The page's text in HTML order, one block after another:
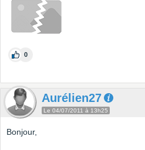
0
Aurélien27
Le 04/07/2011 à 13h25
Bonjour,